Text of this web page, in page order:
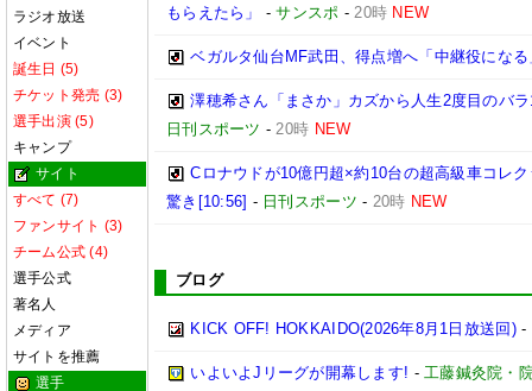
ラジオ放送
イベント
誕生日 (5)
チケット発売 (3)
選手出演 (5)
キャンプ
サイト
すべて (7)
ファンサイト (3)
チーム公式 (4)
選手公式
著名人
メディア
サイトを推薦
選手
もらえたら」
-サンスポ -20時 NEW
ベガルタ仙台MF武田、得点増へ「中継役になる
澤穂希さん「まさか」カズから人生2度目のバ
日刊スポーツ -20時 NEW
Cロナウドが10億円超×約10台の超高級車コレ
驚き[10:56] - 日刊スポーツ - 20時 NEW
ブログ
KICK OFF! HOKKAIDO(2026年8月1日放送回)-
いよいよJリーグが開幕します! -工藤鍼灸院・